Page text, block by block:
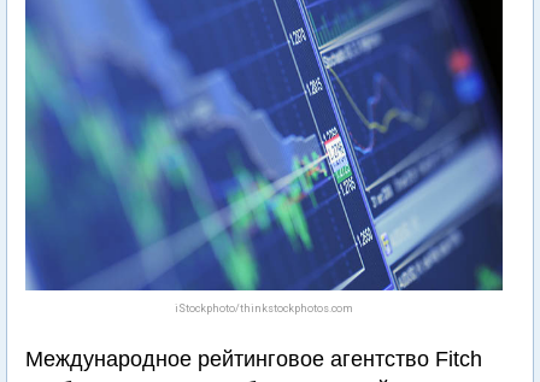
iStockphoto/thinkstockphotos.com
Международное рейтинговое агентство Fitch